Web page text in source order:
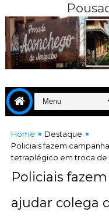
Home
Destaque
Policiais fazem
tetraplégico em troca de
Policiais
ajudar colega